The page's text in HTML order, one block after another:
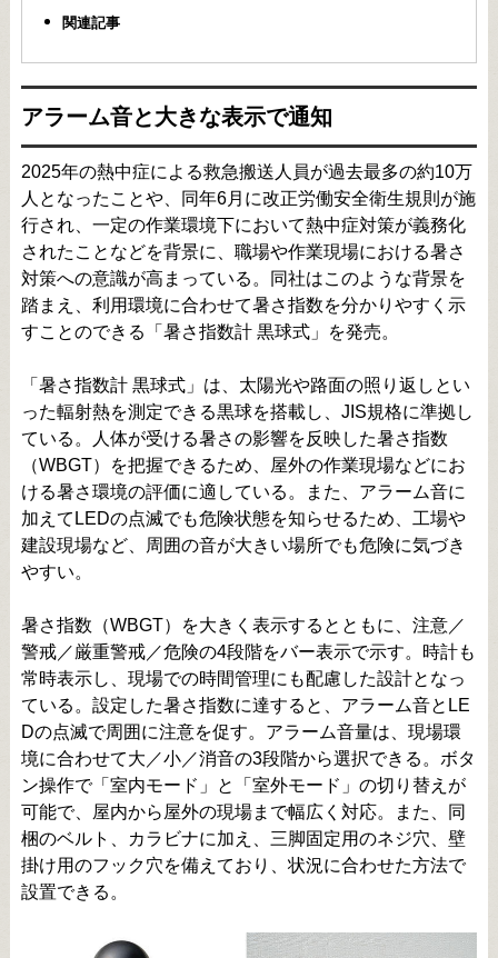
関連記事
アラーム音と大きな表示で通知
2025年の熱中症による救急搬送人員が過去最多の約10万
人となったことや、同年6月に改正労働安全衛生規則が施
行され、一定の作業環境下において熱中症対策が義務化
されたことなどを背景に、職場や作業現場における暑さ
対策への意識が高まっている。同社はこのような背景を
踏まえ、利用環境に合わせて暑さ指数を分かりやすく示
すことのできる「暑さ指数計 黒球式」を発売。
「暑さ指数計 黒球式」は、太陽光や路面の照り返しとい
った輻射熱を測定できる黒球を搭載し、JIS規格に準拠し
ている。人体が受ける暑さの影響を反映した暑さ指数
（WBGT）を把握できるため、屋外の作業現場などにお
ける暑さ環境の評価に適している。また、アラーム音に
加えてLEDの点滅でも危険状態を知らせるため、工場や
建設現場など、周囲の音が大きい場所でも危険に気づき
やすい。
暑さ指数（WBGT）を大きく表示するとともに、注意／
警戒／厳重警戒／危険の4段階をバー表示で示す。時計も
常時表示し、現場での時間管理にも配慮した設計となっ
ている。設定した暑さ指数に達すると、アラーム音とLE
Dの点滅で周囲に注意を促す。アラーム音量は、現場環
境に合わせて大／小／消音の3段階から選択できる。ボタ
ン操作で「室内モード」と「室外モード」の切り替えが
可能で、屋内から屋外の現場まで幅広く対応。また、同
梱のベルト、カラビナに加え、三脚固定用のネジ穴、壁
掛け用のフック穴を備えており、状況に合わせた方法で
設置できる。